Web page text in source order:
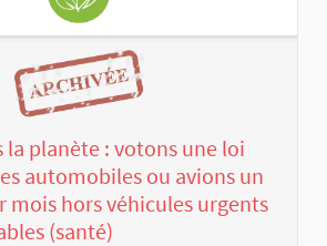
la planète : votons une loi
automobiles ou avions un
mois hors véhicules urgents
(santé)